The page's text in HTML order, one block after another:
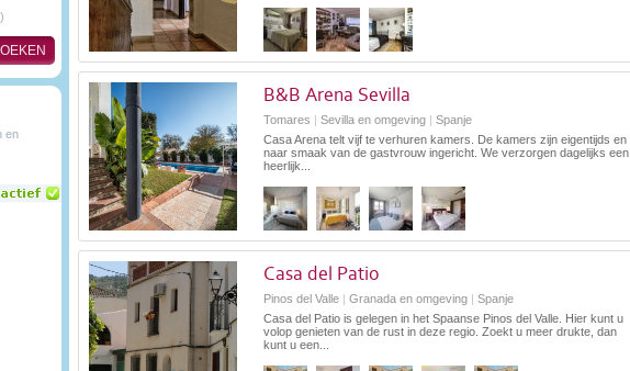
en
B&B Arena Sevilla
Tomares | Sevilla en omgeving | Spanje
Casa Arena telt vijf te verhuren kamers. De kamers zijn eigentijds en
naar smaak van de gastvrouw ingericht. We verzorgen dagelijks een
heerlijk...
Casa del Patio
Pinos del Valle | Granada en omgeving | Spanje
Casa del Patio is gelegen in het Spaanse Pinos del Valle. Hier kunt u
volop genieten van de rust in deze regio. Zoekt u meer drukte, dan
kunt u een...